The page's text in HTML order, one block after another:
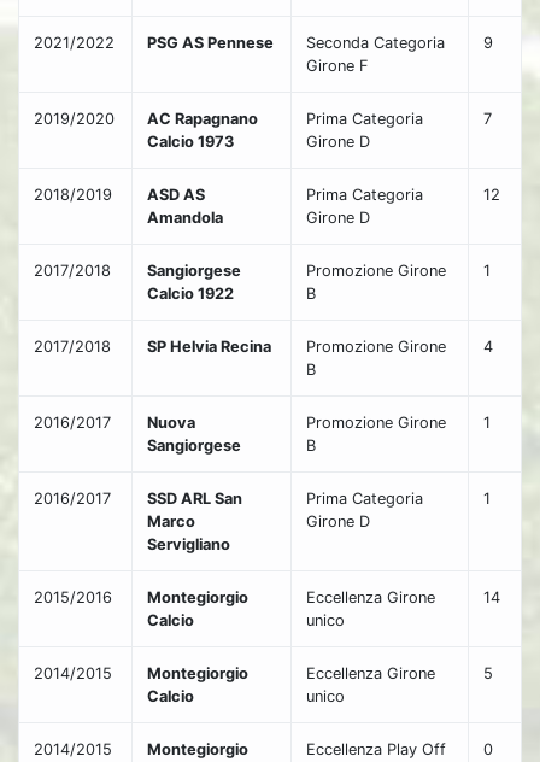
2021/2022 PSG AS Pennese
Seconda Categoria
Girone F
9
2019/2020
AC Rapagnano
Calcio 1973
Prima Categoria
Girone D
7
2018/2019
ASD AS
Amandola
Prima Categoria
Girone D
12
2017/2018
Sangiorgese
Calcio 1922
Promozione Girone
B
1
2017/2018 SP Helvia Recina
Promozione Girone
B
4
2016/2017
Nuova
Sangiorgese
Promozione Girone
B
1
2016/2017
SSD ARL San
Marco
Servigliano
Prima Categoria
Girone D
1
2015/2016
Montegiorgio
Calcio
Eccellenza Girone
unico
14
2014/2015
Montegiorgio
Calcio
Eccellenza Girone
unico
5
2014/2015
Montegiorgio
Eccellenza Play Off 0